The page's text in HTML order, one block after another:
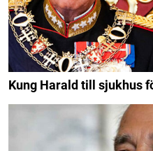
Kung Harald till sjukhus